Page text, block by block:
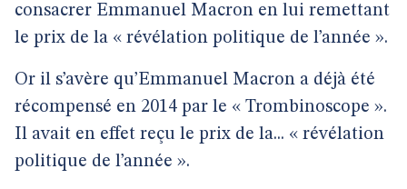
consacrer Emmanuel Macron en lui remettant
le prix de la « révélation politique de l’année ».
Or il s’avère qu’Emmanuel Macron a déjà été
récompensé en 2014 par le « Trombinoscope ».
Il avait en effet reçu le prix de la... « révélation
politique de l’année ».